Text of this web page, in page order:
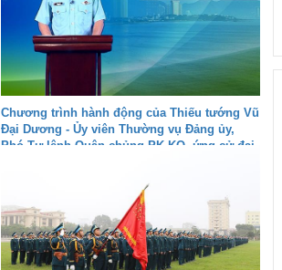
Chương trình hành động của Thiếu tướng Vũ
Đại Dương - Ủy viên Thường vụ Đảng ủy,
Phó Tư lệnh Quân chủng PK-KQ, ứng cử đại